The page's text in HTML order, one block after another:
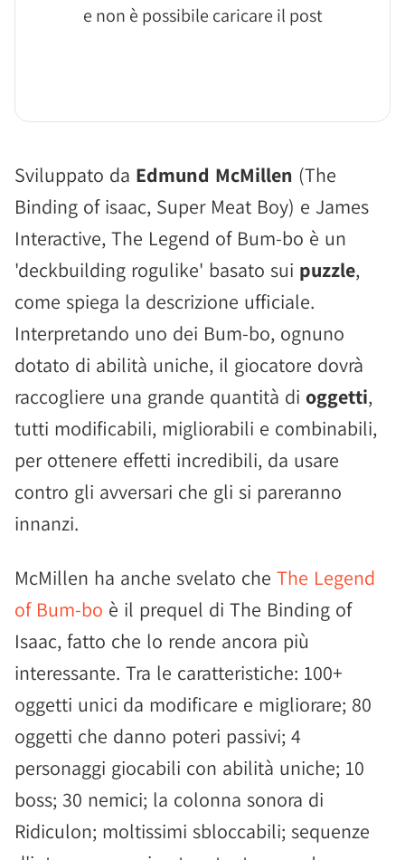
e non è possibile caricare il post
Sviluppato da Edmund McMillen (The
Binding of isaac, Super Meat Boy) e James
Interactive, The Legend of Bum-bo è un
'deckbuilding rogulike' basato sui puzzle,
come spiega la descrizione ufficiale.
Interpretando uno dei Bum-bo, ognuno
dotato di abilità uniche, il giocatore dovrà
raccogliere una grande quantità di oggetti,
tutti modificabili, migliorabili e combinabili,
per ottenere effetti incredibili, da usare
contro gli avversari che gli si pareranno
innanzi.
McMillen ha anche svelato che The Legend
of Bum-bo è il prequel di The Binding of
Isaac, fatto che lo rende ancora più
interessante. Tra le caratteristiche: 100+
oggetti unici da modificare e migliorare; 80
oggetti che danno poteri passivi; 4
personaggi giocabili con abilità uniche; 10
boss; 30 nemici; la colonna sonora di
Ridiculon; moltissimi sbloccabili; sequenze